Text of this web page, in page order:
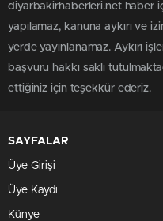
diyarbakirhaberleri.net haber
yapılamaz, kanuna aykırı ve
yerde yayınlanamaz. Aykırı
başvuru hakkı saklı
ettiğiniz için teşekkür ederiz.
SAYFALAR
Üye Girişi
Üye Kaydı
Künye